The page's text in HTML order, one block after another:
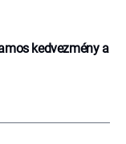
kedvezmény a